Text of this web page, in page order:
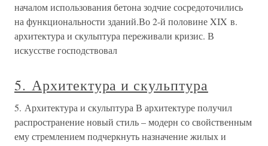
началом использования бетона зодчие сосредоточились
на функциональности зданий.Во 2-й половине XIX в.
архитектура и скульптура переживали кризис. В
искусстве господствовал
5. Архитектура и скульптура
5. Архитектура и скульптура В архитектуре получил
распространение новый стиль – модерн со свойственным
ему стремлением подчеркнуть назначение жилых и